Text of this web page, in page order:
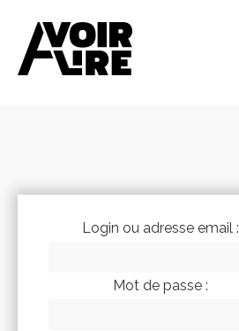
Login ou adresse email :
Mot de passe :